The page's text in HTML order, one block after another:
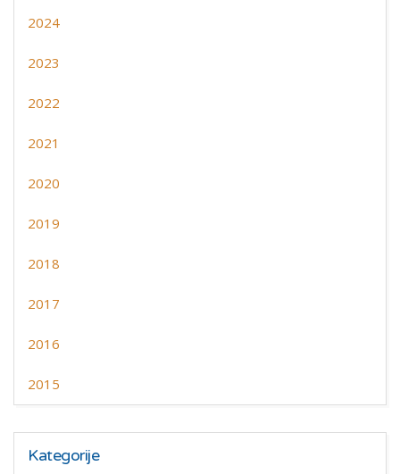
2024
2023
2022
2021
2020
2019
2018
2017
2016
2015
Kategorije